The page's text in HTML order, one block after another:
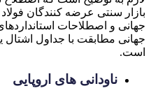
بازار سنتی عرضه کنندگان
جهانی و اصطلاحات
جهانی مطابقت با جداول اشتال
است.
ناودانی های اروپایی